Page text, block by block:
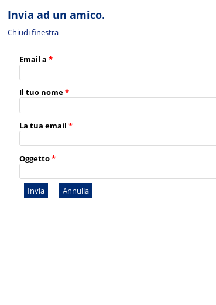
Invia ad un amico.
Chiudi finestra
Email a *
Il tuo nome*
La tua email *
Oggetto*
Invia Annulla